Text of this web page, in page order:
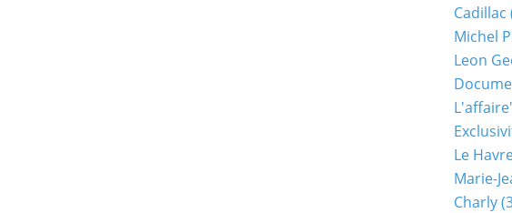
Cadillac
Michel
Leon
Le
Marie-
Charly